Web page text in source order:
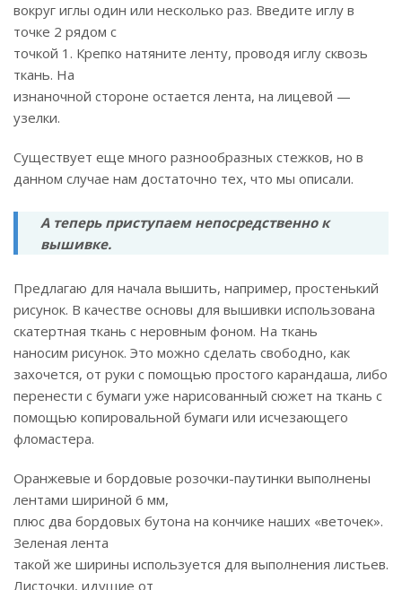
вокруг иглы один или несколько раз. Введите иглу в
точке 2 рядом с
точкой 1. Крепко натяните ленту, проводя иглу сквозь
ткань. На
изнаночной стороне остается лента, на лицевой —
узелки.
Существует еще много разнообразных стежков, но в
данном случае нам достаточно тех, что мы описали.
А теперь приступаем непосредственно к
вышивке.
Предлагаю для начала вышить, например, простенький
рисунок. В качестве основы для вышивки использована
скатертная ткань с неровным фоном. На ткань
наносим рисунок. Это можно сделать свободно, как
захочется, от руки с помощью простого карандаша, либо
перенести с бумаги уже нарисованный сюжет на ткань с
помощью копировальной бумаги или исчезающего
фломастера.
Оранжевые и бордовые розочки-паутинки выполнены
лентами шириной 6 мм,
плюс два бордовых бутона на кончике наших «веточек».
Зеленая лента
такой же ширины используется для выполнения листьев.
Листочки, идущие от